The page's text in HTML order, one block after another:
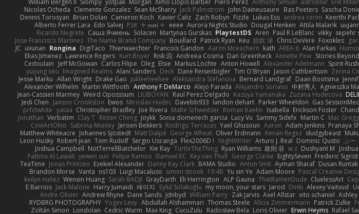
William Bergen II Slompy yotpak Morgan Ximo Llopis Barber Piero Perez Anthony Simuel astroblur Erik Miller
Nicolas Ocheda Clemente Gonzalez Sean McSharry Jack Palmstrom John Daineusaure Bas Peeters Sascha
Dennis Torosyan Brian Dolan Cameron Koch Xavier Caliz Zach Robyn Fizzle Lukas Ess andrea cerini Keerthi
Alberto Ferrer Lara Edo Salvej Pzit ✧ 𝔪𝔞𝔯𝔦 ✧ eeee Aurora Nights Studio Dougal Henken Attila Malarik uujann
Ricardo Negrete Саша Ячмень Solacen Martynas Gurskas PlaytestDS Aren Paul R LeBlanc vikky sepehr
Jose Francisco Martinez The Name Brand Company Bouillard Patrick Ryan Keu 皓欽 涂 Chris DeVere Foxokles
JC uiiunan Rongina DigiTaco Thierwaechter Francois Gandon Aaron Mceachern kath AREA 6 Alan Farkas
Elias Jimenez Lawrence Rogers Kurt Boyer Risk 📀 Andreea Cosma Dan Greenheck Annette Pew Stories
Cedoulain Jeff McGowan Carlos Filipe Oleg Elsie Markus Löchte Anton Howell Alexander Adelmann Spirit-Rush
yuijung seo Imagined Realms Alani Sanders Deck Dane Reisenbigler Tim O'Bryan Jason Cuthbertson Zerina
Jesse Marku Allan Wright Drake Gao Julileeheehee Aleksandra Stefanova Bernard Landgraf Daan Bootsma
Alexander Wilhelm Martin Wittfooth Anthony F DeMarco Alejo Parada Alejandro Soriano 中村秀人 Agnieszka
Jean-Cassien Marmey Weird Oposssum LIUBOYAN Raul Perez Delgado Kazuya Yamanaka Zuzana Hudecova
Jedi Chen Jaxson Crookston Ewos Miroslav Hudec Davebb933 landon dehart Parker Wheeldon Gas
prfctwhite yataa Christopher Bradley Joe Rivera Malte Schweitzer Roman Kaelin Isabella Erickson Foster
Jonathan Verbatim Clay T Reiten Cheng Joykk Sonia domenech garcia Lucy Vu Sammy Sidefx Martin C Mac
CineArtOhio Sabrina Munley Jeroen Bekkers Rodrigo Terrazas Yael Ghusoun Aaron Adam Jenkins Pranaya
Matthew Whiteacre Johannes Sjöstedt Matt Dalpé George Wheat Oliver Erdmann Kenan Regez sludgybeast
Leon Husky Robert jean Tom Rudolf Sergio Uscanga Flex2006D ! NightWriter Arturo J. Real Dominic Qusto ぶー
Joshua Campbell NotTerrellBatchelor Xie Ray TurtleTheThing Ryan Williams 政則 谷 w z Dushyant M
Fattma Al Lawati yewen sun Felipe Ramos Slamuel EC Key van Thull George Clarke EightySeven Frederic Sigrist
TeaTime Jonas Printzen Ezekiel Alexander Danny Ray Clark BAMA Studio Anton Smit Ayman Sharaf Dusan Runtak
Brandon Morse Vanta ns103 Luigi Macaluso simen stroek 19:48 Yu xin Ye Adam Moore Pascal Creative
keilyn nuñez Wenxin Huang Sarah BADJI GrayDarth Eli Herrington ALP Gauna ThatRamenDude CluelessArt
E Barrios Jack Malone Harry Jumaidi 에이지 Eylül Solakoğlu my moon, your stars Jarod Dinki Alexey Vaitvud
Andre Olivier Andrew Rhyne Dane Sands Jdnbyd William Parry Zak Jarvis Axel Allstar vito schaniel Ashley
RYDBRG PHOTOGRAPHY Yogev Levy Abdullah Alshammari Thomas Steele Alicia Zimmermann Patrick Zulke
Zoltán Simon Londolan Cedric Wurm Max King CucuZulu Radosław Bela Loris Olivier Erwin Heyms Rafael